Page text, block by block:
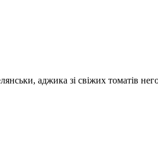
аджика зі свіжих томатів